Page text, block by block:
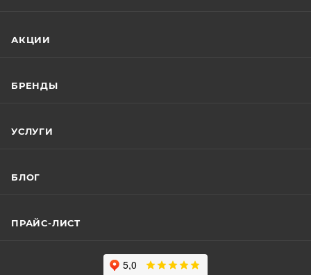
АКЦИИ
БРЕНДЫ
УСЛУГИ
БЛОГ
ПРАЙС-ЛИСТ